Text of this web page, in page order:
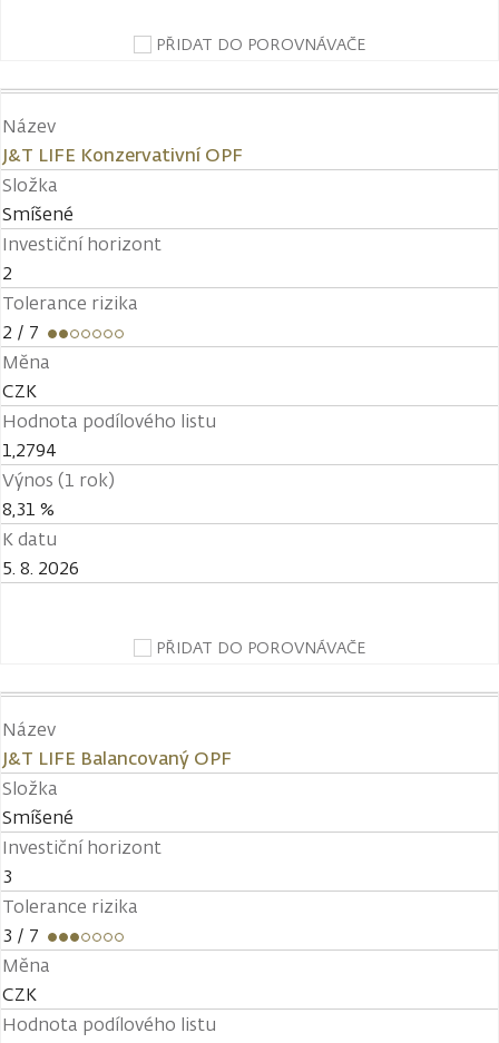
PŘIDAT DO POROVNÁVAČE
Název
J&T LIFE Konzervativní OPF
Složka
Smíšené
Investiční horizont
2
Tolerance rizika
2 / 7
Měna
CZK
Hodnota podílového listu
1,2794
Výnos (1 rok)
8,31 %
K datu
5. 8. 2026
PŘIDAT DO POROVNÁVAČE
Název
J&T LIFE Balancovaný OPF
Složka
Smíšené
Investiční horizont
3
Tolerance rizika
3 / 7
Měna
CZK
Hodnota podílového listu